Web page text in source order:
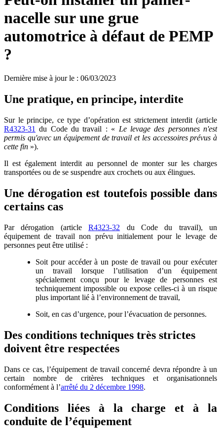
nacelle sur une grue
automotrice à défaut de PEMP
?
Dernière mise à jour le : 06/03/2023
Une pratique, en principe, interdite
Sur le principe, ce type d’opération est strictement interdit (article
R4323-31 du Code du travail : « Le levage des personnes n'est
permis qu'avec un équipement de travail et les accessoires prévus à
cette fin »).
Il est également interdit au personnel de monter sur les charges
transportées ou de se suspendre aux crochets ou aux élingues.
Une dérogation est toutefois possible dans
certains cas
Par dérogation (articleR4323-32 du Code du travail), un
équipement de travail non prévu initialement pour le levage de
personnes peut être utilisé :
Soit pour accéder à un poste de travail ou pour exécuter
un travail lorsque l’utilisation d’un équipement
spécialement conçu pour le levage de personnes est
techniquement impossible ou expose celles-ci à un risque
plus important lié à l’environnement de travail,
Soit, en cas d’urgence, pour l’évacuation de personnes.
Des conditions techniques très strictes
doivent être respectées
Dans ce cas, l’équipement de travail concerné devra répondre à un
certain nombre de critères techniques et organisationnels
conformément à l’arrêté du 2 décembre 1998.
Conditions liées à la charge et à la
conduite de l’équipement